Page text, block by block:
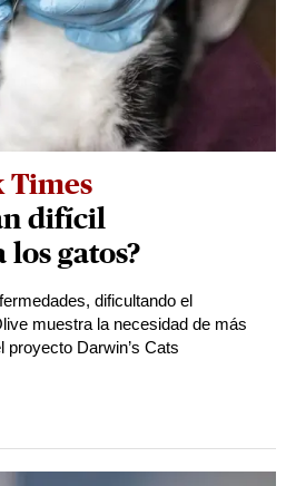
Times
difícil
gatos?
dificultando el
muestra la necesidad de más
proyecto Darwin’s Cats